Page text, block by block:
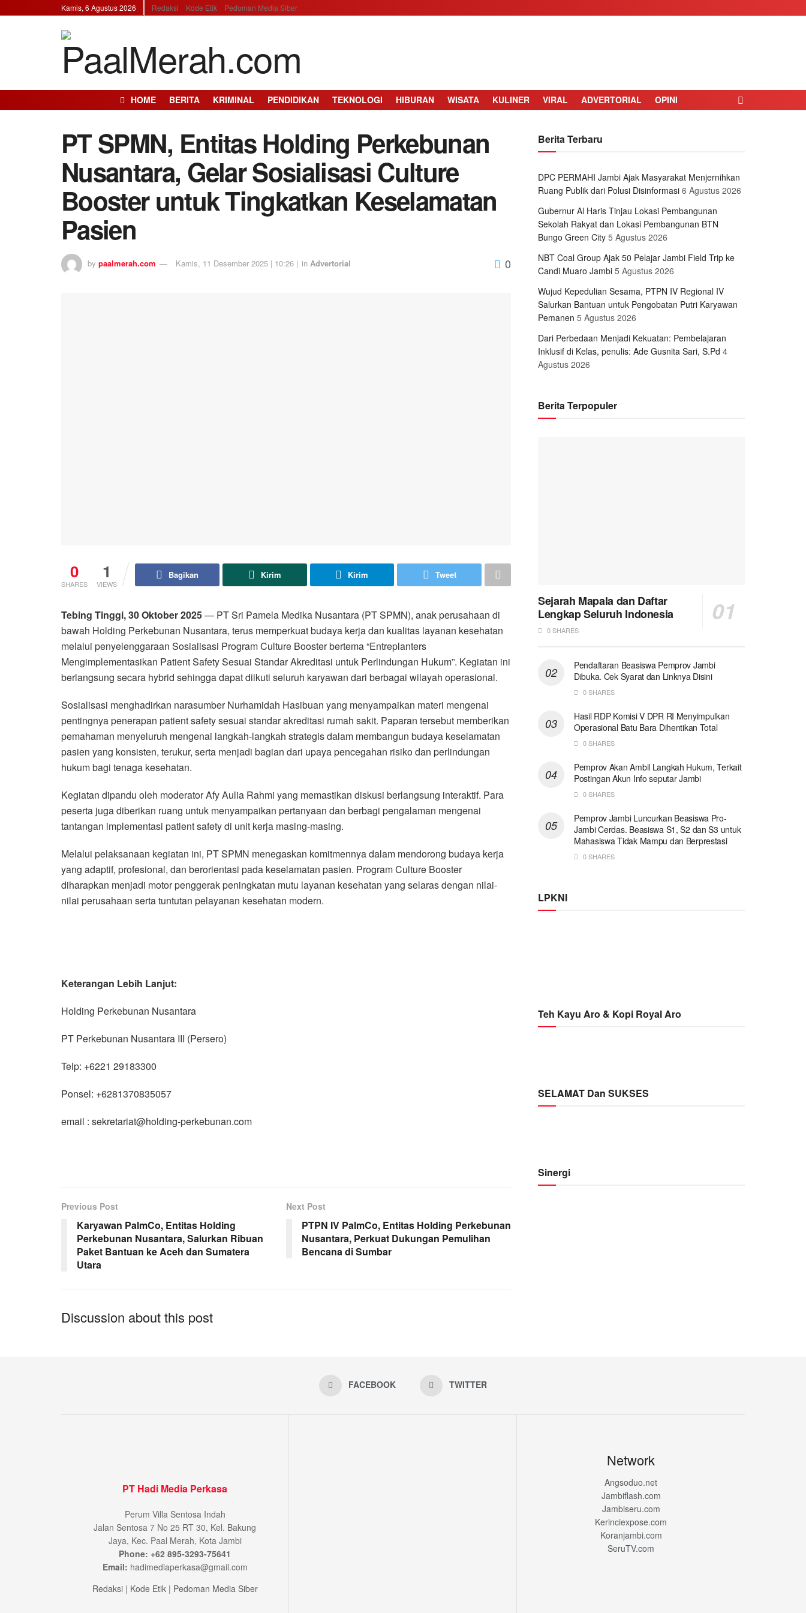
Kamis, 6 Agustus 2026 Redaksi Kode Etik Pedoman Media Siber
HOME BERITA KRIMINAL PENDIDIKAN TEKNOLOGI HIBURAN WISATA KULINER VIRAL ADVERTORIAL OPINI
PT SPMN, Entitas Holding Perkebunan
Nusantara, Gelar Sosialisasi Culture
Booster untuk Tingkatkan Keselamatan
Pasien
by paalmerah.com Kamis, 11 Desember 2025 | 10:26 | in Advertorial 0
0
SHARES
1
VIEWS
Bagikan Kirim Kirim Tweet
Tebing Tinggi, 30 Oktober 2025— PT Sri Pamela Medika Nusantara (PT SPMN), anak perusahaan di
bawah Holding Perkebunan Nusantara, terus memperkuat budaya kerja dan kualitas layanan kesehatan
melalui penyelenggaraan Sosialisasi Program Culture Booster bertema “Entreplanters
Mengimplementasikan Patient Safety Sesuai Standar Akreditasi untuk Perlindungan Hukum”. Kegiatan ini
berlangsung secara hybrid sehingga dapat diikuti seluruh karyawan dari berbagai wilayah operasional.
Sosialisasi menghadirkan narasumber Nurhamidah Hasibuan yang menyampaikan materi mengenai
pentingnya penerapan patient safety sesuai standar akreditasi rumah sakit. Paparan tersebut memberikan
pemahaman menyeluruh mengenai langkah-langkah strategis dalam membangun budaya keselamatan
pasien yang konsisten, terukur, serta menjadi bagian dari upaya pencegahan risiko dan perlindungan
hukum bagi tenaga kesehatan.
Kegiatan dipandu oleh moderator Afy Aulia Rahmi yang memastikan diskusi berlangsung interaktif. Para
peserta juga diberikan ruang untuk menyampaikan pertanyaan dan berbagi pengalaman mengenai
tantangan implementasi patient safety di unit kerja masing-masing.
Melalui pelaksanaan kegiatan ini, PT SPMN menegaskan komitmennya dalam mendorong budaya kerja
yang adaptif, profesional, dan berorientasi pada keselamatan pasien. Program Culture Booster
diharapkan menjadi motor penggerak peningkatan mutu layanan kesehatan yang selaras dengan nilai-
nilai perusahaan serta tuntutan pelayanan kesehatan modern.
Keterangan Lebih Lanjut:
Holding Perkebunan Nusantara
PT Perkebunan Nusantara III (Persero)
Telp: +6221 29183300
Ponsel: +6281370835057
email : sekretariat@holding-perkebunan.com
Previous Post
Karyawan PalmCo, Entitas Holding
Perkebunan Nusantara, Salurkan Ribuan
Paket Bantuan ke Aceh dan Sumatera
Utara
Next Post
PTPN IV PalmCo, Entitas Holding Perkebunan
Nusantara, Perkuat Dukungan Pemulihan
Bencana di Sumbar
Discussion about this post
Berita Terbaru
DPC PERMAHI Jambi Ajak Masyarakat Menjernihkan
Ruang Publik dari Polusi Disinformasi 6 Agustus 2026
Gubernur Al Haris Tinjau Lokasi Pembangunan
Sekolah Rakyat dan Lokasi Pembangunan BTN
Bungo Green City 5 Agustus 2026
NBT Coal Group Ajak 50 Pelajar Jambi Field Trip ke
Candi Muaro Jambi 5 Agustus 2026
Wujud Kepedulian Sesama, PTPN IV Regional IV
Salurkan Bantuan untuk Pengobatan Putri Karyawan
Pemanen 5 Agustus 2026
Dari Perbedaan Menjadi Kekuatan: Pembelajaran
Inklusif di Kelas, penulis: Ade Gusnita Sari, S.Pd 4
Agustus 2026
Berita Terpopuler
Sejarah Mapala dan Daftar
Lengkap Seluruh Indonesia
0 SHARES
Pendaftaran Beasiswa Pemprov Jambi
Dibuka. Cek Syarat dan Linknya Disini
0 SHARES
Hasil RDP Komisi V DPR RI Menyimpulkan
Operasional Batu Bara Dihentikan Total
0 SHARES
Pemprov Akan Ambil Langkah Hukum, Terkait
Postingan Akun Info seputar Jambi
0 SHARES
Pemprov Jambi Luncurkan Beasiswa Pro-
Jambi Cerdas. Beasiswa S1, S2 dan S3 untuk
Mahasiswa Tidak Mampu dan Berprestasi
0 SHARES
LPKNI
Teh Kayu Aro & Kopi Royal Aro
SELAMAT Dan SUKSES
Sinergi
FACEBOOK TWITTER
PT Hadi Media Perkasa
Perum Villa Sentosa Indah
Jalan Sentosa 7 No 25 RT 30, Kel. Bakung
Jaya, Kec. Paal Merah, Kota Jambi
Phone: +62 895-3293-75641
Email: hadimediaperkasa@gmail.com
Redaksi| Kode Etik| Pedoman Media Siber
Network
Angsoduo.net
Jambiflash.com
Jambiseru.com
Kerinciexpose.com
Koranjambi.com
SeruTV.com